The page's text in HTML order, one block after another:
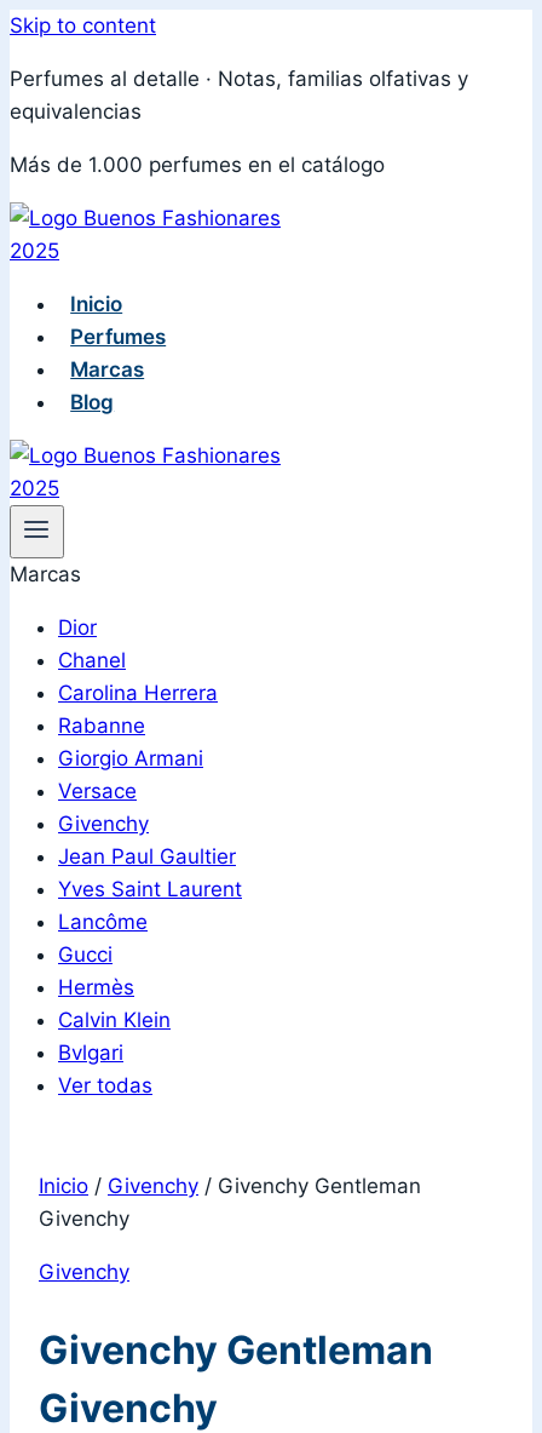
Skip to content
Perfumes al detalle · Notas, familias olfativas y
equivalencias
Más de 1.000 perfumes en el catálogo
Inicio
Perfumes
Marcas
Blog
Marcas
Dior
Chanel
Carolina Herrera
Rabanne
Giorgio Armani
Versace
Givenchy
Jean Paul Gaultier
Yves Saint Laurent
Lancôme
Gucci
Hermès
Calvin Klein
Bvlgari
Ver todas
Inicio / Givenchy / Givenchy Gentleman
Givenchy
Givenchy
Givenchy Gentleman
Givenchy